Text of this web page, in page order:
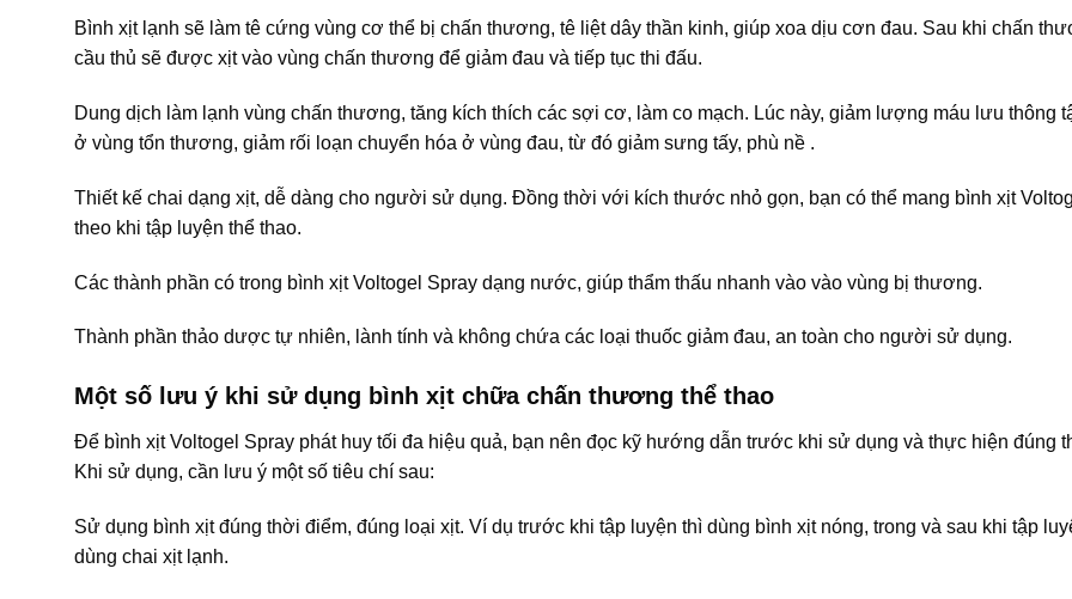
Bình xịt lạnh sẽ làm tê cứng vùng cơ thể bị chấn thương, tê liệt dây thần kinh, giúp xoa dịu cơn đau. Sau khi chấn
cầu thủ sẽ được xịt vào vùng chấn thương để giảm đau và tiếp tục thi đấu.
Dung dịch làm lạnh vùng chấn thương, tăng kích thích các sợi cơ, làm co mạch. Lúc này, giảm lượng máu lưu thông
ở vùng tổn thương, giảm rối loạn chuyển hóa ở vùng đau, từ đó giảm sưng tấy, phù nề .
Thiết kế chai dạng xịt, dễ dàng cho người sử dụng. Đồng thời với kích thước nhỏ gọn, bạn có thể mang bình xịt
theo khi tập luyện thể thao.
Các thành phần có trong bình xịt Voltogel Spray dạng nước, giúp thẩm thấu nhanh vào vào vùng bị thương.
Thành phần thảo dược tự nhiên, lành tính và không chứa các loại thuốc giảm đau, an toàn cho người sử dụng.
Một số lưu ý khi sử dụng bình xịt chữa chấn thương thể thao
Để bình xịt Voltogel Spray phát huy tối đa hiệu quả, bạn nên đọc kỹ hướng dẫn trước khi sử dụng và thực hiện đúng
Khi sử dụng, cần lưu ý một số tiêu chí sau:
Sử dụng bình xịt đúng thời điểm, đúng loại xịt. Ví dụ trước khi tập luyện thì dùng bình xịt nóng, trong và sau khi tập
dùng chai xịt lạnh.